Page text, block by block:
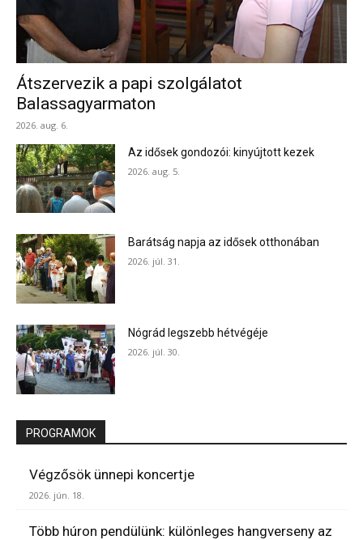
Átszervezik a papi szolgálatot
Balassagyarmaton
2026. aug. 6.
Az idősek gondozói: kinyújtott kezek
2026. aug. 5.
Barátság napja az idősek otthonában
2026. júl. 31.
Nógrád legszebb hétvégéje
2026. júl. 30.
PROGRAMOK
Végzősök ünnepi koncertje
2026. jún. 18.
Több húron pendülünk: különleges hangverseny az